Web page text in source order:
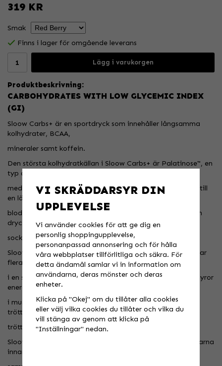
319 KR
Smak
Finns i lager för omgående leverans
Lägg i varukorgen
Produktbeskrivning:
CARBOHYDRATES WITH LOW GLYCEMIC INDEX
(GI)
Sloow Carbs+ är en sportdryck som innehåller långsamma
kolhydrater, BCAA,
mineraler samt koffein.
Den största kolhydratkällan i Sloow Carbs+ är Palatinose™, en
typ av kolhydrat
med mycket lågt GI-värde och har vid intag visats bidra till
en lägre
blodsockerhöjning efter måltid jämfört med livsmedel och
drycker som innehåller
socker.
Sloow Carbs+ innhåller BCAA (grenade aminosyror) som har
flera positiva effekter
i en sportdryck. Dels ger de till skillnad från övriga aminosyror
energi direkt
i musklerna och dessutom fördröjer de den mentala
tröttheten. Koffein motverkar
trötthet och är uppiggande.
Sloow Carbs+ passar mycket bra för att ladda med timmarna
innan träning/tävling
VI SKRÄDDARSYR DIN
UPPLEVELSE
Vi använder cookies för att ge dig en
personlig shoppingupplevelse,
personanpassad annonsering och för hålla
våra webbplatser tillförlitliga och säkra. För
detta ändamål samlar vi in information om
användarna, deras mönster och deras
enheter.
Klicka på "Okej" om du tillåter alla cookies
eller välj vilka cookies du tillåter och vilka du
vill stänga av genom att klicka på
"Inställningar" nedan.